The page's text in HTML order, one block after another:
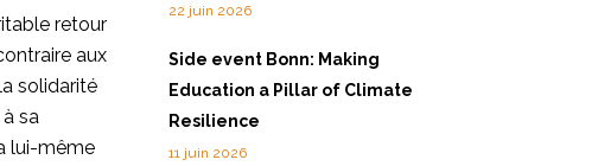
retour
aux
solidarité
sa
lui-même
22 juin 2026
Side event Bonn: Making
Education a Pillar of Climate
Resilience
11 juin 2026